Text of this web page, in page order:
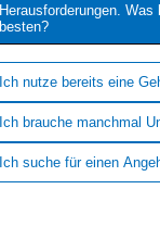
Herausforderungen.
besten?
Ich nutze bereits eine
Ich brauche manchmal
Ich suche für einen